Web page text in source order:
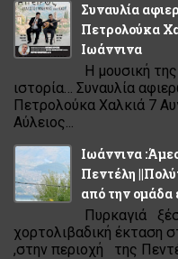
Συναυλία
Πετρολούκα
Ιωάννινα
Η μουσική
ιστορία… Συναυλία
Πετρολούκα Χαλκιά 7
Αύλειος...
Ιωάννινα
Πεντέλη
από την ομάδα
Πυρκαγιά
χορτολιβαδική έκταση
,στην περιοχή της